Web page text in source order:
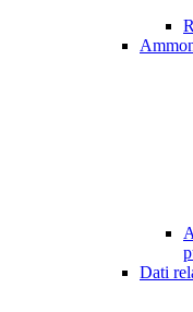
Dati